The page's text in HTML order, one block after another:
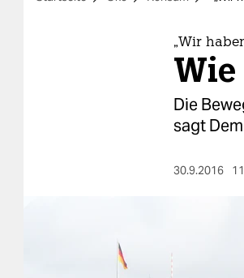
themen
„Wir
Die
sagt
30.9.2016